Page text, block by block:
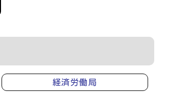
経済労働局